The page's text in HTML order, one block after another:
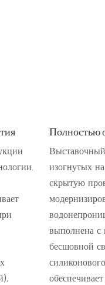
Полностью
изогнутых
скрытую
выполнена с
бесшовной